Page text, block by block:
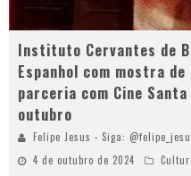
Instituto Cervantes de
Espanhol com mostra
parceria com Cine
outubro
Felipe Jesus - Siga:
4 de outubro de 2024